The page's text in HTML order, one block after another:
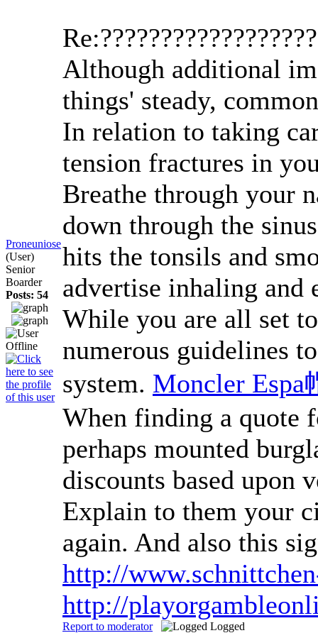
Proneuniose
(User)
Senior
Boarder
Posts: 54
Although additional
things' steady,
In relation to taking
tension fractures in
Breathe through your
down through the
hits the tonsils and
advertise inhaling and
While you are all set
numerous guidelines
system. Moncler Espa
When finding a quote
perhaps mounted
discounts based upon
Explain to them your
again. And also this
http://
http://
Report to moderator Logged